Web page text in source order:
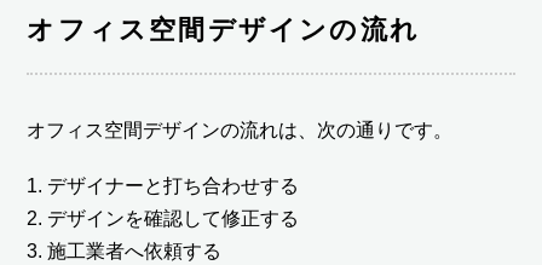
オフィス空間デザインの流れ
オフィス空間デザインの流れは、次の通りです。
デザイナーと打ち合わせする
デザインを確認して修正する
施工業者へ依頼する